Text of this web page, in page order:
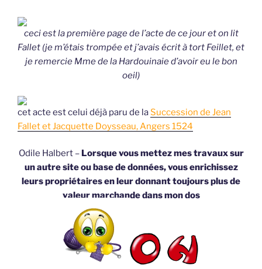
ceci est la première page de l’acte de ce jour et on lit
Fallet (je m’étais trompée et j’avais écrit à tort Feillet, et
je remercie Mme de la Hardouinaie d’avoir eu le bon
oeil)
cet acte est celui déjà paru de laSuccession de Jean
Fallet et Jacquette Doysseau, Angers 1524
Odile Halbert – Lorsque vous mettez mes travaux sur
un autre site ou base de données, vous enrichissez
leurs propriétaires en leur donnant toujours plus de
valeur marchande dans mon dos